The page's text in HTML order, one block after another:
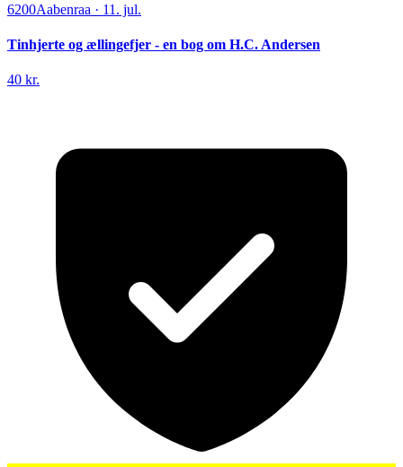
6200Aabenraa · 11. jul.
Tinhjerte og ællingefjer - en bog om H.C. Andersen
40 kr.